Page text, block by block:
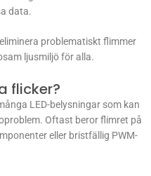
data.
problematiskt flimmer
ljusmiljö för alla.
flicker?
LED-belysningar som kan
Oftast beror flimret på
eller bristfällig PWM-